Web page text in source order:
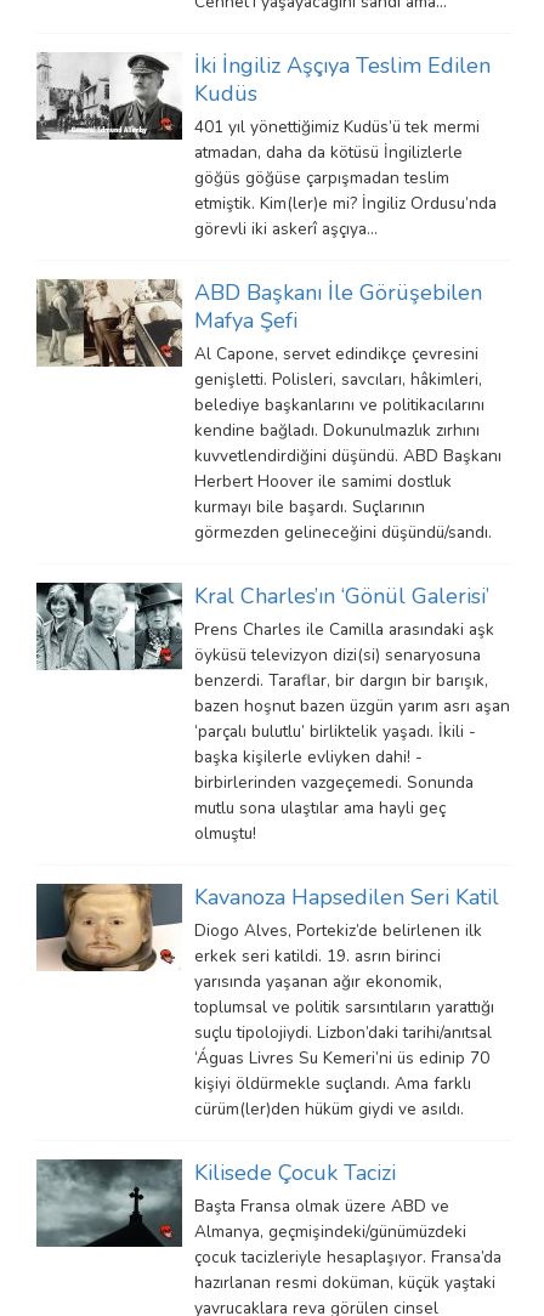
İki İngiliz Aşçıya Teslim Edilen
Kudüs
401 yıl yönettiğimiz Kudüs’ü tek mermi
atmadan, daha da kötüsü İngilizlerle
göğüs göğüse çarpışmadan teslim
etmiştik. Kim(ler)e mi? İngiliz Ordusu’nda
görevli iki askerî aşçıya…
ABD Başkanı İle Görüşebilen
Mafya Şefi
Al Capone, servet edindikçe çevresini
genişletti. Polisleri, savcıları, hâkimleri,
belediye başkanlarını ve politikacılarını
kendine bağladı. Dokunulmazlık zırhını
kuvvetlendirdiğini düşündü. ABD Başkanı
Herbert Hoover ile samimi dostluk
kurmayı bile başardı. Suçlarının
görmezden gelineceğini düşündü/sandı.
Kral Charles’ın ‘Gönül Galerisi’
Prens Charles ile Camilla arasındaki aşk
öyküsü televizyon dizi(si) senaryosuna
benzerdi. Taraflar, bir dargın bir barışık,
bazen hoşnut bazen üzgün yarım asrı aşan
‘parçalı bulutlu’ birliktelik yaşadı. İkili -
başka kişilerle evliyken dahi! -
birbirlerinden vazgeçemedi. Sonunda
mutlu sona ulaştılar ama hayli geç
olmuştu!
Kavanoza Hapsedilen Seri Katil
Diogo Alves, Portekiz’de belirlenen ilk
erkek seri katildi. 19. asrın birinci
yarısında yaşanan ağır ekonomik,
toplumsal ve politik sarsıntıların yarattığı
suçlu tipolojiydi. Lizbon’daki tarihi/anıtsal
‘Águas Livres Su Kemeri’ni üs edinip 70
kişiyi öldürmekle suçlandı. Ama farklı
cürüm(ler)den hüküm giydi ve asıldı.
Kilisede Çocuk Tacizi
Başta Fransa olmak üzere ABD ve
Almanya, geçmişindeki/günümüzdeki
çocuk tacizleriyle hesaplaşıyor. Fransa’da
hazırlanan resmi doküman, küçük yaştaki
yavrucaklara reva görülen cinsel